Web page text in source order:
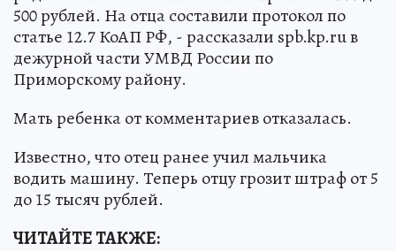
500 рублей. На отца составили протокол по
статье 12.7 КоАП РФ, - рассказали spb.kp.ru в
дежурной части УМВД России по
Приморскому району.
Мать ребенка от комментариев отказалась.
Известно, что отец ранее учил мальчика
водить машину. Теперь отцу грозит штраф от 5
до 15 тысяч рублей.
ЧИТАЙТЕ ТАКЖЕ: